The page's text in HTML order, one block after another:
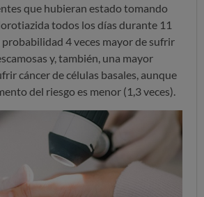
que hubieran estado tomando
todos los días durante 11
4 veces mayor de sufrir
y, también, una mayor
cáncer de células basales, aunque
del riesgo es menor (1,3 veces).